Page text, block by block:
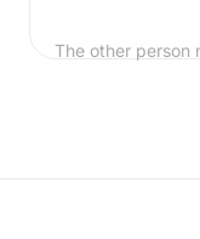
The other